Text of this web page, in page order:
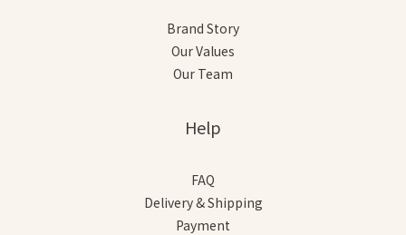
Brand Story
Our Values
Our Team
Help
FAQ
Delivery & Shipping
Payment